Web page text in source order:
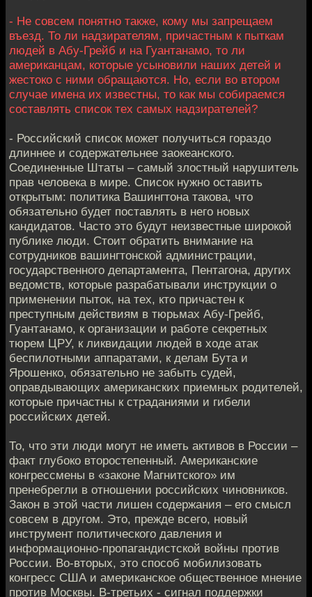
- Не совсем понятно также, кому мы запрещаем
въезд. То ли надзирателям, причастным к пыткам
людей в Абу-Грейб и на Гуантанамо, то ли
американцам, которые усыновили наших детей и
жестоко с ними обращаются. Но, если во втором
случае имена их известны, то как мы собираемся
составлять список тех самых надзирателей?
- Российский список может получиться гораздо
длиннее и содержательнее заокеанского.
Соединенные Штаты – самый злостный нарушитель
прав человека в мире. Список нужно оставить
открытым: политика Вашингтона такова, что
обязательно будет поставлять в него новых
кандидатов. Часто это будут неизвестные широкой
публике люди. Стоит обратить внимание на
сотрудников вашингтонской администрации,
государственного департамента, Пентагона, других
ведомств, которые разрабатывали инструкции о
применении пыток, на тех, кто причастен к
преступным действиям в тюрьмах Абу-Грейб,
Гуантанамо, к организации и работе секретных
тюрем ЦРУ, к ликвидации людей в ходе атак
беспилотными аппаратами, к делам Бута и
Ярошенко, обязательно не забыть судей,
оправдывающих американских приемных родителей,
которые причастны к страданиями и гибели
российских детей.
То, что эти люди могут не иметь активов в России –
факт глубоко второстепенный. Американские
конгрессмены в «законе Магнитского» им
пренебрегли в отношении российских чиновников.
Закон в этой части лишен содержания – его смысл
совсем в другом. Это, прежде всего, новый
инструмент политического давления и
информационно-пропагандистской войны против
России. Во-вторых, это способ мобилизовать
конгресс США и американское общественное мнение
против Москвы. В-третьих - сигнал поддержки